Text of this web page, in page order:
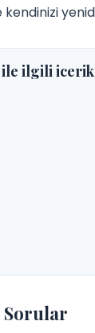
kendinizi
ile ilgili
Sorular